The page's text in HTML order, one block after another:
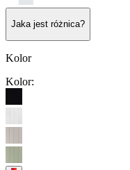
Jaka jest różnica?
Kolor
Kolor: